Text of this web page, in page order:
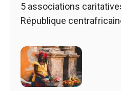
5 associations
République